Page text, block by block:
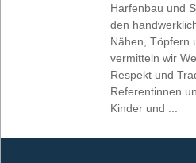
Harfenbau und
den
Nähen, Töpfern
vermitteln wir
Respekt und
Referentinnen
Kinder und ...